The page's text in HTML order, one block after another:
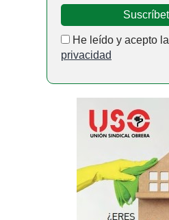
He leído y acepto la
privacidad